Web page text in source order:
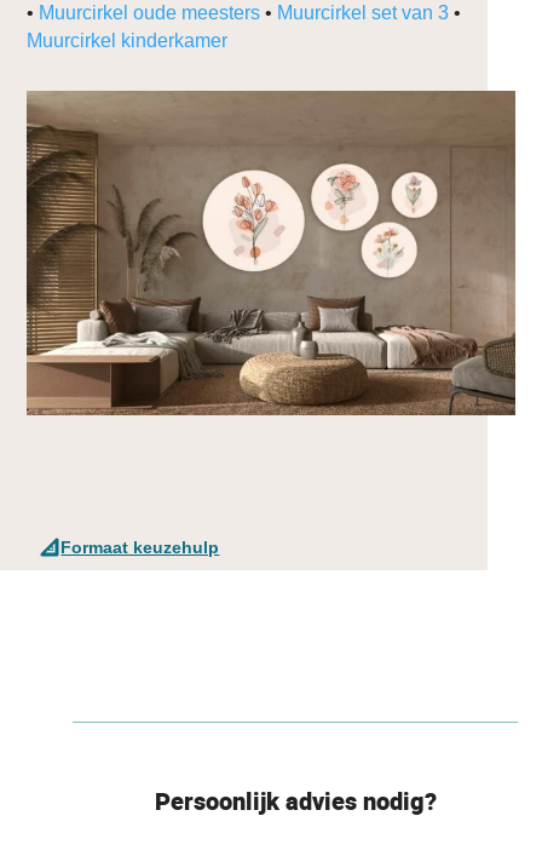
• Muurcirkel oude meesters • Muurcirkel set van 3 •
Muurcirkel kinderkamer
Formaat keuzehulp
Persoonlijk advies nodig?